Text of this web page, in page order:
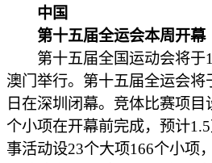
中国
第十五届全运会本周开幕
第十五届全国运动会将于
澳门举行。第十五届全运会将
日在深圳闭幕。竞体比赛项
个小项在开幕前完成，预计
事活动设23个大项166个小项